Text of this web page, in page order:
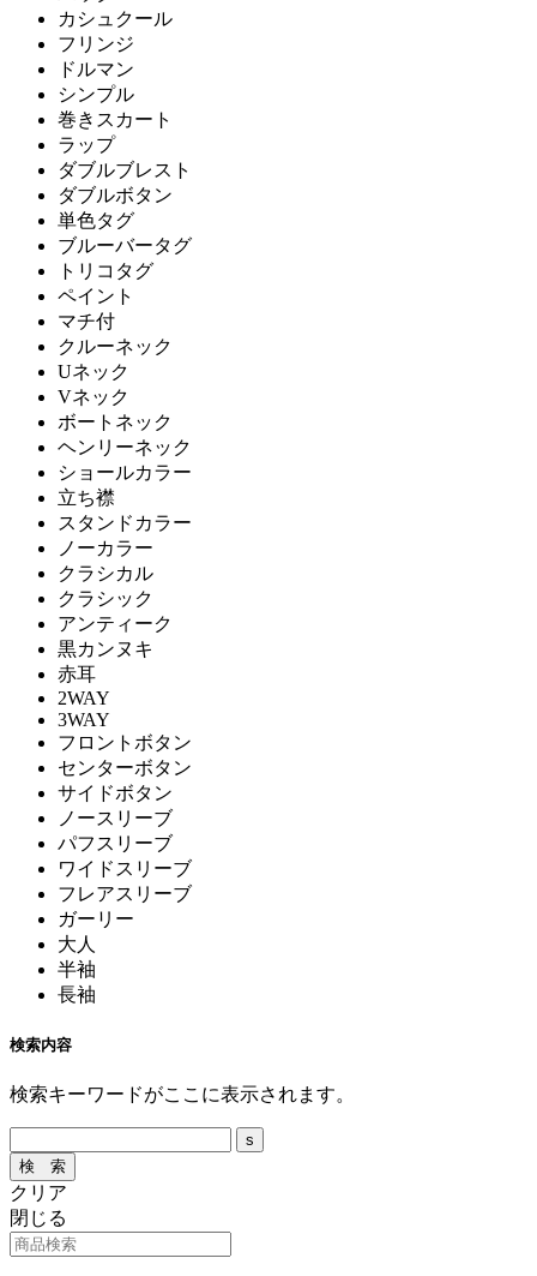
カシュクール
フリンジ
ドルマン
シンプル
巻きスカート
ラップ
ダブルブレスト
ダブルボタン
単色タグ
ブルーバータグ
トリコタグ
ペイント
マチ付
クルーネック
Uネック
Vネック
ボートネック
ヘンリーネック
ショールカラー
立ち襟
スタンドカラー
ノーカラー
クラシカル
クラシック
アンティーク
黒カンヌキ
赤耳
2WAY
3WAY
フロントボタン
センターボタン
サイドボタン
ノースリーブ
パフスリーブ
ワイドスリーブ
フレアスリーブ
ガーリー
大人
半袖
長袖
検索内容
検索キーワードがここに表示されます。
クリア
閉じる